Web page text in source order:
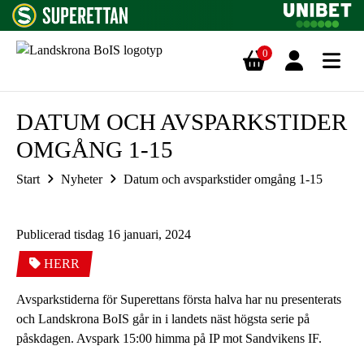
0
DATUM OCH AVSPARKSTIDER
OMGÅNG 1-15
Start Nyheter Datum och avsparkstider omgång 1-15
Publicerad tisdag 16 januari, 2024
HERR
Avsparkstiderna för Superettans första halva har nu presenterats
och Landskrona BoIS går in i landets näst högsta serie på
påskdagen. Avspark 15:00 himma på IP mot Sandvikens IF.